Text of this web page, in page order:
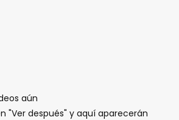
aún
"Ver después" y aquí aparecerán